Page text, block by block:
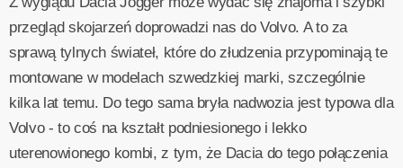
przegląd skojarzeń doprowadzi nas do Volvo. A to za
sprawą tylnych świateł, które do złudzenia przypominają te
montowane w modelach szwedzkiej marki, szczególnie
kilka lat temu. Do tego sama bryła nadwozia jest typowa dla
Volvo - to coś na kształt podniesionego i lekko
uterenowionego kombi, z tym, że Dacia do tego połączenia